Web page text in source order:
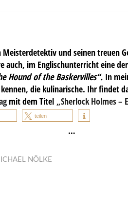
und seinen treuen
auch, im Englischunterricht eine
Hound of the Baskervilles“. In
die kulinarische. Ihr findet
mit dem Titel „Sherlock Holmes –
teilen
…
NÖLKE